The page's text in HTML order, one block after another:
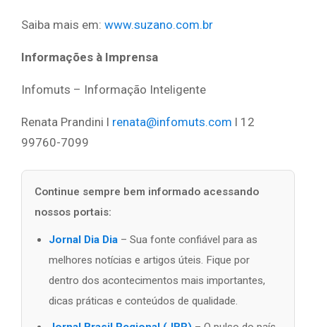
Saiba mais em: www.suzano.com.br
Informações à Imprensa
Infomuts – Informação Inteligente
Renata Prandini l renata@infomuts.com l 12
99760-7099
Continue sempre bem informado acessando
nossos portais:
Jornal Dia Dia – Sua fonte confiável para as
melhores notícias e artigos úteis. Fique por
dentro dos acontecimentos mais importantes,
dicas práticas e conteúdos de qualidade.